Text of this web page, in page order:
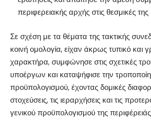
περιφερειακής αρχής στις θεσμικές
Σε σχέση με τα θέματα της τακτικής
κοινή ομολογία, είχαν άκρως τυπικό και
χαρακτήρα, συμφώνησε στις σχετικές
υποέργων και καταψήφισε την
προϋπολογισμού, έχοντας δομικές
στοχεύσεις, τις ιεραρχήσεις και τις
γενικού προϋπολογισμού της